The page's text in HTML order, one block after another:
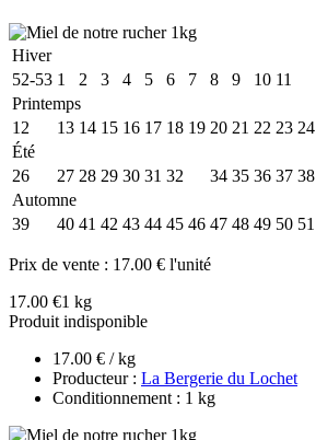
Hiver
52-53 1 2 3 4 5 6 7 8 9 10 11
Printemps
12
13 14 15 16 17 18 19 20 21 22 23 24
Été
26
27 28 29 30 31 32 34 35 36 37 38
Automne
39
40 41 42 43 44 45 46 47 48 49 50 51
Prix de vente : 17.00 € l'unité
17.00 €1 kg
Produit indisponible
17.00 € / kg
Producteur : La Bergerie du Lochet
Conditionnement : 1 kg